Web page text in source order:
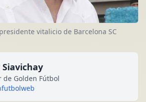
vitalicio de Barcelona SC
de Golden Fútbol